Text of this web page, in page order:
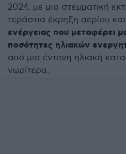
2024, με μια στεμματική
τεράστια έκρηξη αερίου και
ενέργειας που μεταφέρει
ποσότητες ηλιακών
από μια έντονη ηλιακή
νωρίτερα.